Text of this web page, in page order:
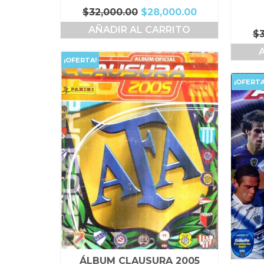
$32,000.00 El
precio
original
$32,000.00.
$28,000.00El
precio
$28,000.00.
AÑADIR AL CARRITO $
¡OFERTA!
ÁLBUM CLAUSURA 2005